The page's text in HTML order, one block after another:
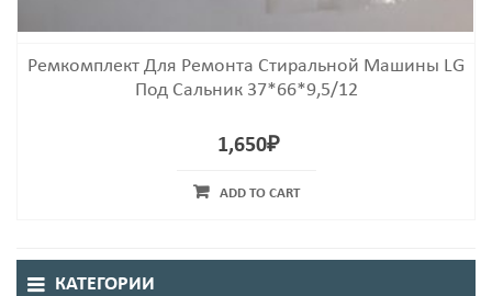
Ремкомплект Для Ремонта Стиральной Машины LG
Под Сальник 37*66*9,5/12
1,650₽
ADD TO CART
КАТЕГОРИИ